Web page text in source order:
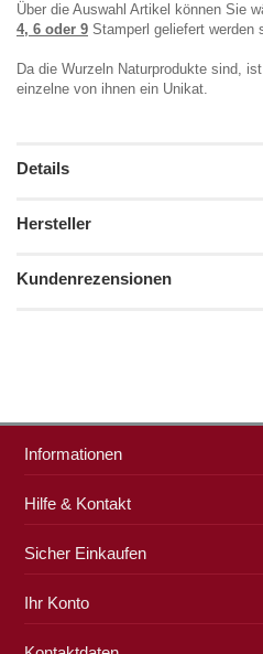
Über die Auswahl Artikel können Sie
4, 6 oder 9 Stamperl geliefert werden
Da die Wurzeln Naturprodukte sind,
einzelne von ihnen ein Unikat.
Details
Hersteller
Kundenrezensionen
Informationen
Hilfe & Kontakt
Sicher Einkaufen
Ihr Konto